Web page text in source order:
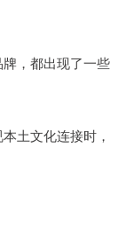
，都出现了一些
土文化连接时，